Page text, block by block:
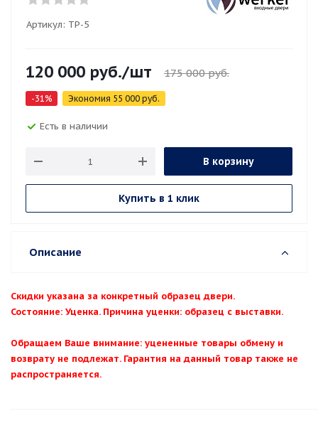
Артикул: TP-5
120 000 руб./шт 175 000руб.
-31% Экономия 55 000 руб.
Есть в наличии
В корзину
Купить в 1 клик
Описание
Скидки указана за конкретный образец двери.
Состояние: Уценка. Причина уценки: образец с выставки.
Обращаем Ваше внимание: уцененные товары обмену и
возврату не подлежат. Гарантия на данный товар также не
распространяется.